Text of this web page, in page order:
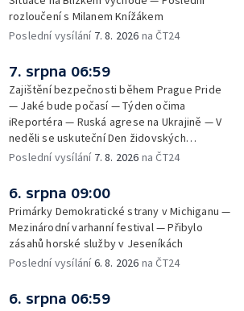
rozloučení s Milanem Knížákem
Poslední vysílání 7. 8. 2026 na ČT24
7. srpna 06:59
Zajištění bezpečnosti během Prague Pride
— Jaké bude počasí — Týden očima
iReportéra — Ruská agrese na Ukrajině — V
neděli se uskuteční Den židovských
památek — Vila Tugendhat slaví 25 let na
atletice 2026 — Výzkum: epidemie digitálních
závislostí je mýtus — Demolice vyhořelé
výškové budovy ve Zlíně
Poslední vysílání 7. 8. 2026 na ČT24
6. srpna 09:00
Primárky Demokratické strany v Michiganu —
Mezinárodní varhanní festival — Přibylo
zásahů horské služby v Jeseníkách
Poslední vysílání6. 8. 2026 na ČT24
6. srpna 06:59